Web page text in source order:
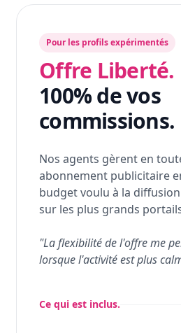
Pour les profils expérimentés
Offre Liberté.
100% de vos
commissions.
Nos agents gèrent en
abonnement publicitaire
budget voulu à la
sur les plus grands
"La flexibilité de l'offre me
lorsque l'activité est plus
Ce qui est inclus.